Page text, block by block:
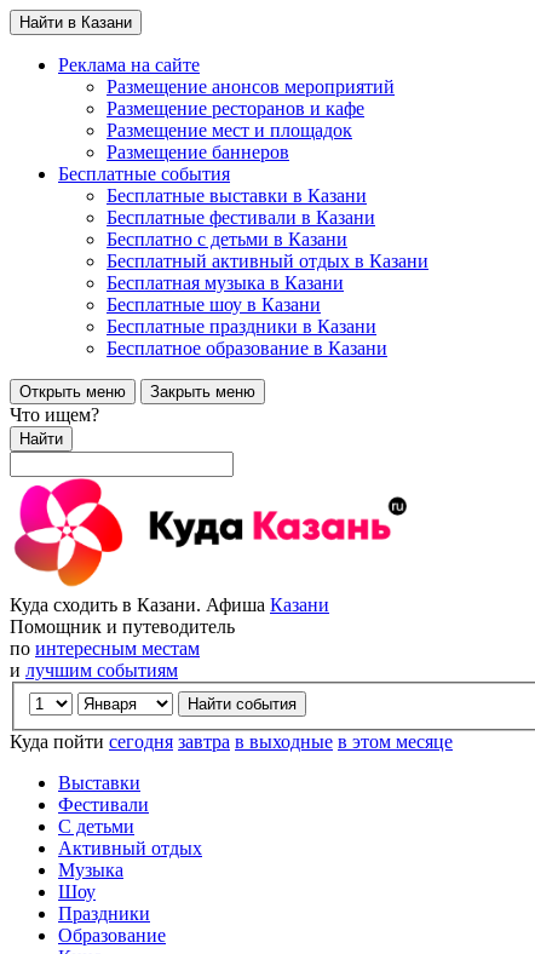
Найти в Казани
Реклама на сайте
Размещение анонсов мероприятий
Размещение ресторанов и кафе
Размещение мест и площадок
Размещение баннеров
Бесплатные события
Бесплатные выставки в Казани
Бесплатные фестивали в Казани
Бесплатно с детьми в Казани
Бесплатный активный отдых в Казани
Бесплатная музыка в Казани
Бесплатные шоу в Казани
Бесплатные праздники в Казани
Бесплатное образование в Казани
Открыть меню Закрыть меню
Что ищем?
Найти
Куда сходить в Казани. Афиша Казани
Помощник и путеводитель
по интересным местам
и лучшим событиям
Куда пойти сегодня завтра в выходные в этом месяце
Выставки
Фестивали
С детьми
Активный отдых
Музыка
Шоу
Праздники
Образование